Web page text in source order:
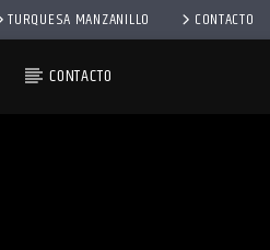
TURQUESA MANZANILLO CONTACTO
CONTACTO